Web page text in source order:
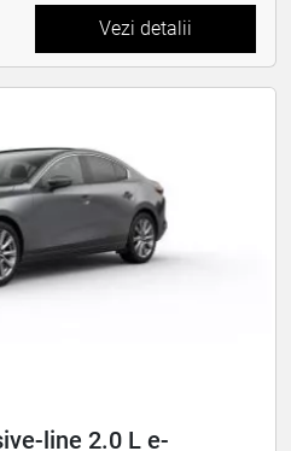
Vezi detalii
line 2.0 L e-